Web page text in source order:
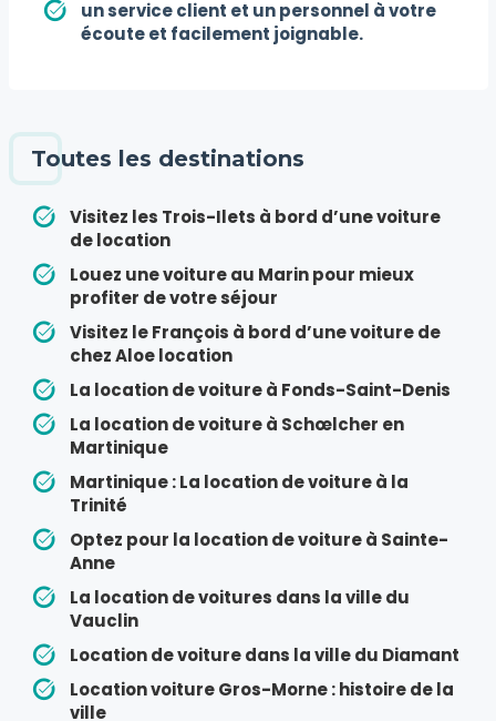
un service client et un personnel à votre
écoute et facilement joignable.
Toutes les destinations
Visitez les Trois-Ilets à bord d’une voiture
de location
Louez une voiture au Marin pour mieux
profiter de votre séjour
Visitez le François à bord d’une voiture de
chez Aloe location
La location de voiture à Fonds-Saint-Denis
La location de voiture à Schœlcher en
Martinique
Martinique : La location de voiture à la
Trinité
Optez pour la location de voiture à Sainte-
Anne
La location de voitures dans la ville du
Vauclin
Location de voiture dans la ville du Diamant
Location voiture Gros-Morne : histoire de la
ville